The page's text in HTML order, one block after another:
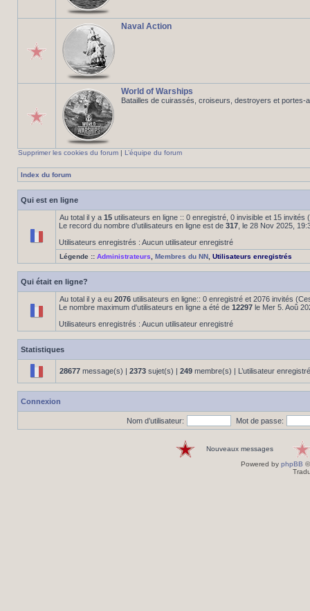
Naval Action
World of Warships
Batailles de cuirassés, croiseurs, destroyers et portes-
Supprimer les cookies du forum | L’équipe du forum
Index du forum
Qui est en ligne
Au total il y a 15 utilisateurs en ligne :: 0 enregistré, 0 invisible et 15
Le record du nombre d’utilisateurs en ligne est de 317 , le 28 Nov 2025,
Utilisateurs enregistrés : Aucun utilisateur enregistré
Légende :: Administrateurs Membres du NN Utilisateurs enregistrés
Qui était en ligne?
Au total il y a eu 2076 utilisateurs en ligne:: 0 enregistré et 2076 invités
Le nombre maximum d'utilisateurs en ligne a été de 12297 le Mer 5. Aoû
Utilisateurs enregistrés : Aucun utilisateur enregistré
Statistiques
28677 message(s) | 2373 sujet(s) | 249 membre(s) | L’utilisateur
Connexion
Nom d’utilisateur: Mot de passe:
Nouveaux messages
Powered by phpBB